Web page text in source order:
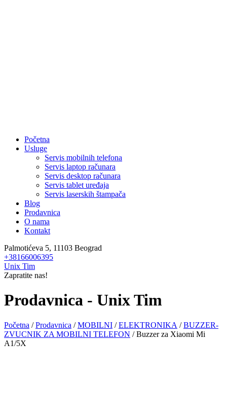
Početna
Usluge
Servis mobilnih telefona
Servis laptop računara
Servis desktop računara
Servis tablet uređaja
Servis laserskih štampača
Blog
Prodavnica
O nama
Kontakt
Palmotićeva 5, 11103 Beograd
+38166006395
Unix Tim
Zapratite nas!
Prodavnica - Unix Tim
Početna /Prodavnica /MOBILNI /ELEKTRONIKA /BUZZER-
ZVUCNIK ZA MOBILNI TELEFON / Buzzer za Xiaomi Mi
A1/5X